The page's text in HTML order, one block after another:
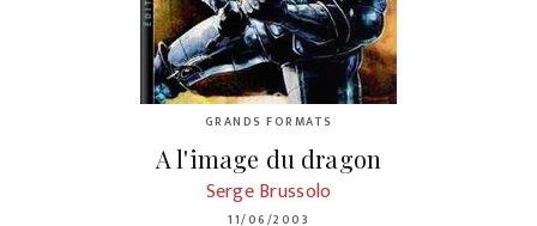
GRANDS FORMATS
A l'image du dragon
Serge Brussolo
11/06/2003